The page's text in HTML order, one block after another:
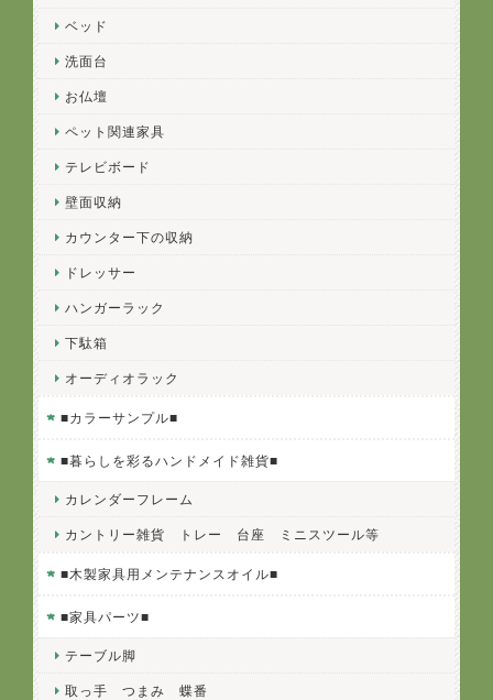
ベッド
洗面台
お仏壇
ペット関連家具
テレビボード
壁面収納
カウンター下の収納
ドレッサー
ハンガーラック
下駄箱
オーディオラック
■カラーサンプル■
■暮らしを彩るハンドメイド雑貨■
カレンダーフレーム
カントリー雑貨 トレー 台座 ミニスツール等
■木製家具用メンテナンスオイル■
■家具パーツ■
テーブル脚
取っ手 つまみ 蝶番